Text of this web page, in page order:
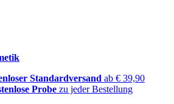
Standardversand ab € 39,90
Probe zu jeder Bestellung